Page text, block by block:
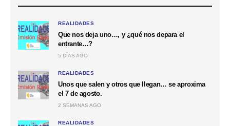
REALIDADES
Que nos deja uno…, y ¿qué nos depara el
entrante…?
5 DÍAS AGO
REALIDADES
Unos que salen y otros que llegan… se aproxima
el 7 de agosto.
2 SEMANAS AGO
REALIDADES